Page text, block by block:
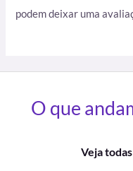
podem deixar uma
O que
Veja